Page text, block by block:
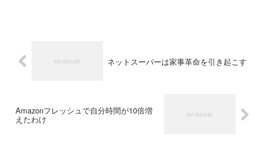
ネットスーパーは家事革命を引き起こす
Amazonフレッシュで自分時間が10倍増
えたわけ